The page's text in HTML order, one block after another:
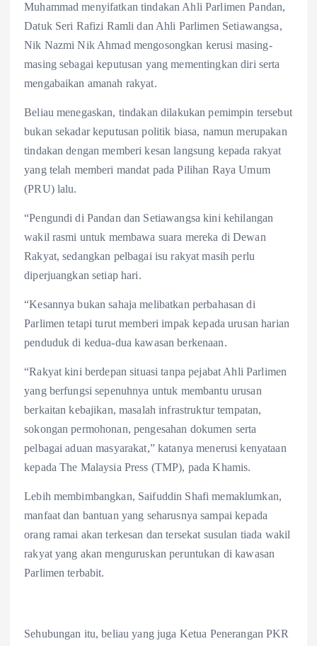
p
Muhammad menyifatkan tindakan Ahli Parlimen Pandan,
Datuk Seri Rafizi Ramli dan Ahli Parlimen Setiawangsa,
Nik Nazmi Nik Ahmad mengosongkan kerusi masing-
masing sebagai keputusan yang mementingkan diri serta
mengabaikan amanah rakyat.
Beliau menegaskan, tindakan dilakukan pemimpin tersebut
bukan sekadar keputusan politik biasa, namun merupakan
tindakan dengan memberi kesan langsung kepada rakyat
yang telah memberi mandat pada Pilihan Raya Umum
(PRU) lalu.
“Pengundi di Pandan dan Setiawangsa kini kehilangan
wakil rasmi untuk membawa suara mereka di Dewan
Rakyat, sedangkan pelbagai isu rakyat masih perlu
diperjuangkan setiap hari.
“Kesannya bukan sahaja melibatkan perbahasan di
Parlimen tetapi turut memberi impak kepada urusan harian
penduduk di kedua-dua kawasan berkenaan.
“Rakyat kini berdepan situasi tanpa pejabat Ahli Parlimen
yang berfungsi sepenuhnya untuk membantu urusan
berkaitan kebajikan, masalah infrastruktur tempatan,
sokongan permohonan, pengesahan dokumen serta
pelbagai aduan masyarakat,” katanya menerusi kenyataan
kepada The Malaysia Press (TMP), pada Khamis.
Lebih membimbangkan, Saifuddin Shafi memaklumkan,
manfaat dan bantuan yang seharusnya sampai kepada
orang ramai akan terkesan dan tersekat susulan tiada wakil
rakyat yang akan menguruskan peruntukan di kawasan
Parlimen terbabit.
Sehubungan itu, beliau yang juga Ketua Penerangan PKR